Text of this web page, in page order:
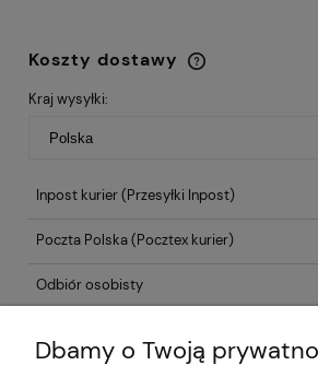
Koszty dostawy
Cena nie zawiera ewentualnych
płatności
Kraj wysyłki:
Inpost kurier(Przesyłki Inpost)
Poczta Polska(Pocztex kurier)
Odbiór osobisty
Opinie o produkcie (0)
Dbamy o Twoją